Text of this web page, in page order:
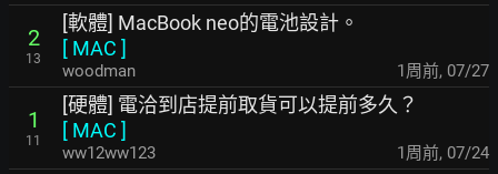
2
13
[軟體] MacBook neo的電池設計。
[ MAC ]
woodman 1周前, 07/27
1
11
[硬體] 電洽到店提前取貨可以提前多久？
[ MAC ]
ww12ww123 1周前, 07/24